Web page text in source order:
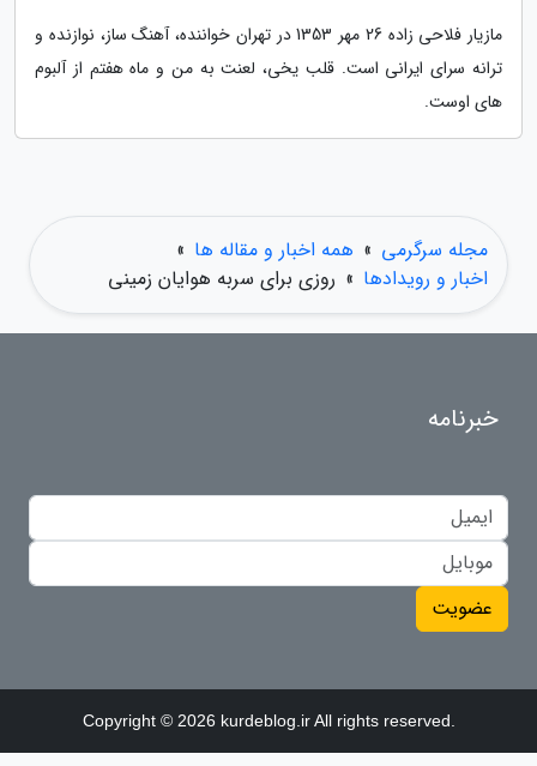
مازیار فلاحی زاده 26 مهر 1353 در تهران خواننده، آهنگ ساز، نوازنده و
ترانه سرای ایرانی است. قلب یخی، لعنت به من و ماه هفتم از آلبوم
های اوست.
مجله سرگرمی » همه اخبار و مقاله ها »
اخبار و رویدادها » روزی برای سربه هوایان زمینی
خبرنامه
عضویت
Copyright © 2026 kurdeblog.ir All rights reserved.